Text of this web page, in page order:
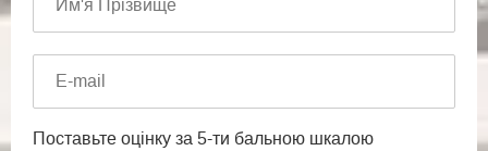
Поставьте оцінку за 5-ти бальною шкалою